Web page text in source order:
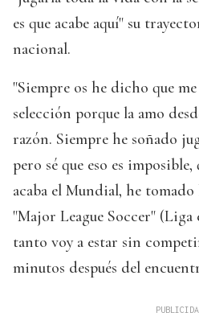
es que acabe aquí" su
nacional.
"Siempre os he dicho que
selección porque la amo
razón. Siempre he soñado
pero sé que eso es
acaba el Mundial, he
"Major League Soccer" (Liga
tanto voy a estar sin
minutos después del